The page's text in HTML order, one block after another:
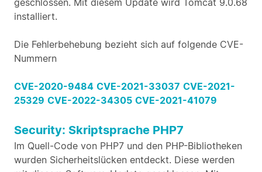
geschlossen. Mit diesem Update wird Tomcat 9.0.68
installiert.
Die Fehlerbehebung bezieht sich auf folgende CVE-
Nummern
CVE-2020-9484 CVE-2021-33037 CVE-2021-
25329 CVE-2022-34305 CVE-2021-41079
Security: Skriptsprache PHP7
Im Quell-Code von PHP7 und den PHP-Bibliotheken
wurden Sicherheitslücken entdeckt. Diese werden